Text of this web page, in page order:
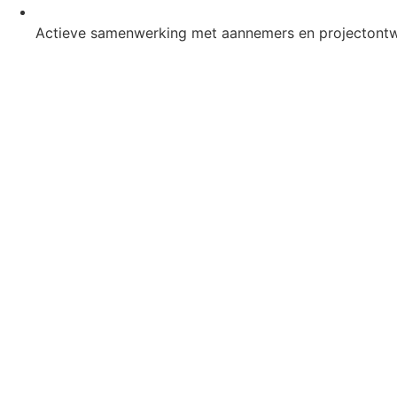
Actieve samenwerking met aannemers en